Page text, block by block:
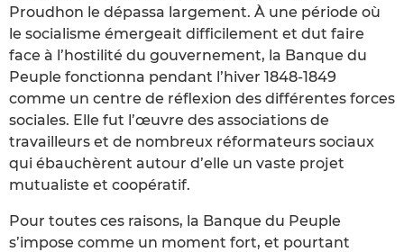
Proudhon le dépassa largement. À une période où
le socialisme émergeait difficilement et dut faire
face à l’hostilité du gouvernement, la Banque du
Peuple fonctionna pendant l’hiver 1848-1849
comme un centre de réflexion des différentes forces
sociales. Elle fut l’œuvre des associations de
travailleurs et de nombreux réformateurs sociaux
qui ébauchèrent autour d’elle un vaste projet
mutualiste et coopératif.
Pour toutes ces raisons, la Banque du Peuple
s’impose comme un moment fort, et pourtant